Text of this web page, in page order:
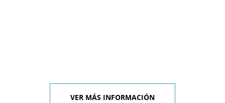
VER MÁS INFORMACIÓN